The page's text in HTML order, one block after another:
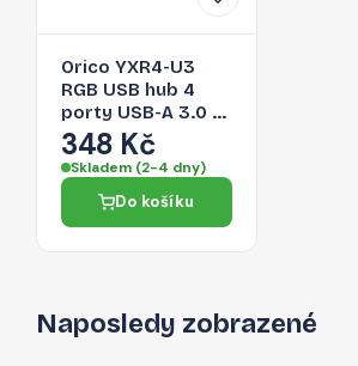
Orico YXR4-U3
RGB USB hub 4
porty USB-A 3.0 s
audio/mikrofonním
portem 0,3 m –
černý
348 Kč
Skladem (2-4 dny)
Do košíku
Naposledy zobrazené